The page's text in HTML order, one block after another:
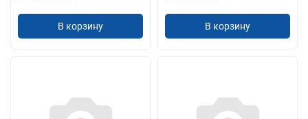
В корзину В корзину